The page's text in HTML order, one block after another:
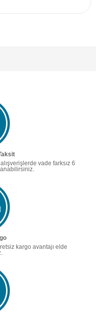
vade farksız 6
kargo avantajı elde